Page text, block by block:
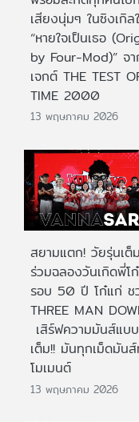
เสียงนุ่มๆ ในซิงเกิล
“หายใจเป็นเธอ
by Four-Mod)” จา
เจกต์ THE TEST
TIME 2000
13 พฤษภาคม 2026
สยามแตก! วัยรุ่นเต็
ร่วมฉลองวันเกิดพี่โ
รอบ 50 ปี โก๋แก่ ช
THREE MAN
เสิร์ฟความมันส์แบ
เต็ม!! มันทุกเม็ดมัน
โมเมนต์
13 พฤษภาคม 2026